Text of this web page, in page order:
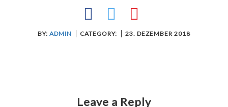
BY: ADMIN CATEGORY: 23. DEZEMBER 2018
Leave a Reply